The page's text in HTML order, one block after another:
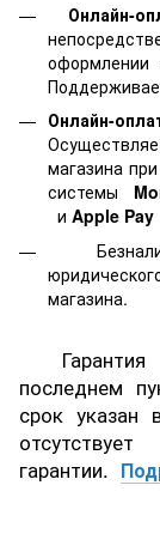
Онлайн-
Онлайн-
магазина
системы
и Apple Pay
магазина.
последнем
срок указан
гарантии.